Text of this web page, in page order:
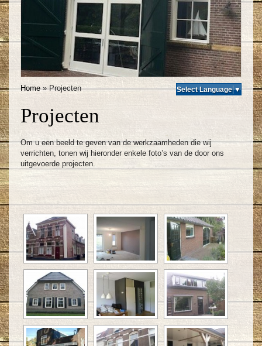
Select Language ▼
Home»Projecten
Projecten
Om u een beeld te geven van de werkzaamheden die wij
verrichten, tonen wij hieronder enkele foto’s van de door ons
uitgevoerde projecten.